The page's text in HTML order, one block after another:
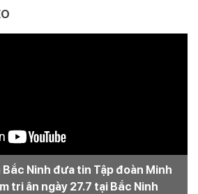
Ninh đưa tin Tập đoàn Minh
tri ân ngày 27.7 tại Bắc Ninh